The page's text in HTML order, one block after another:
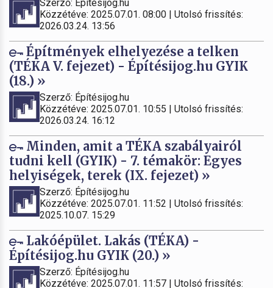
Szerző: Építésijog.hu
Közzétéve: 2025.07.01. 08:00 | Utolsó frissítés:
2026.03.24. 13:56
Építmények elhelyezése a telken
(TÉKA V. fejezet) - Építésijog.hu GYIK
(18.) »
Szerző: Építésijog.hu
Közzétéve: 2025.07.01. 10:55 | Utolsó frissítés:
2026.03.24. 16:12
Minden, amit a TÉKA szabályairól
tudni kell (GYIK) - 7. témakör: Egyes
helyiségek, terek (IX. fejezet) »
Szerző: Építésijog.hu
Közzétéve: 2025.07.01. 11:52 | Utolsó frissítés:
2025.10.07. 15:29
Lakóépület. Lakás (TÉKA) -
Építésijog.hu GYIK (20.) »
Szerző: Építésijog.hu
Közzétéve: 2025.07.01. 11:57 | Utolsó frissítés: